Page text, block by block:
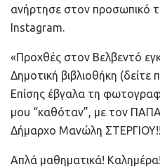
ανήρτησε στον προσωπικό
Instagram.
«Προχθές στον Βελβεντό
Δημοτική βιβλιοθήκη
Επίσης έβγαλα τη
μου “καθόταν”, με τον
Δήμαρχο Μανώλη
Απλά μαθηματικά!